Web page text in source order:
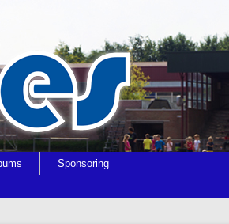
Sponsoring